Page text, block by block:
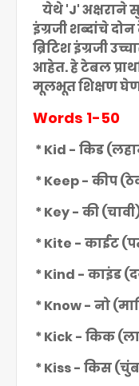
येथे 'J' अक्षराने
इंग्रजी शब्दांचे
ब्रिटिश इंग्रजी
आहेत. हे टेबल
मूलभूत शिक्षण
Words 1-50
* Kid - किड
* Keep - कीप
* Key - की
* Kite - काईट
* Kind - काइंड
* Know - नो
* Kick - किक
* Kiss - किस